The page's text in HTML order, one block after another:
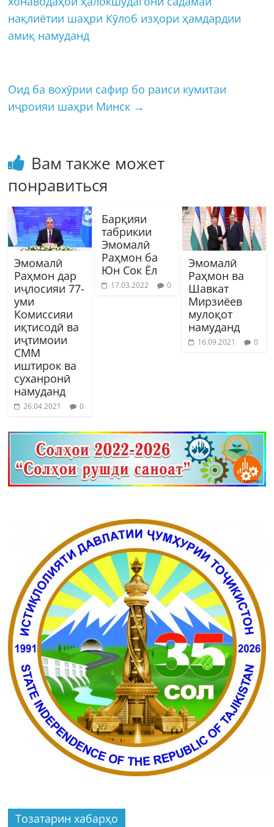
нақлиётии шаҳри Кӯлоб изҳори ҳамдардии
амиқ намуданд
Оид ба вохӯрии сафир бо раиси кумитаи
иҷроияи шаҳри Минск →
Вам также может
понравиться
Эмомалӣ
Раҳмон дар
иҷлосияи 77-
уми
Комиссияи
иқтисодӣ ва
иҷтимоии
СММ
иштирок ва
суханронӣ
намуданд
26.04.2021 0
Барқияи
табрикии
Эмомалӣ
Раҳмон ба
Юн Сок Ёл
17.03.2022 0
Эмомалӣ
Раҳмон ва
Шавкат
Мирзиёев
мулоқот
намуданд
16.09.2021 0
Тозатарин хабарҳо